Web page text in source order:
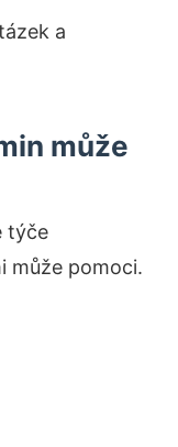
a
může
týče
může pomoci.